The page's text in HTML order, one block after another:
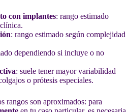
con implantes: rango estimado
: rango estimado según complejidad
dependiendo si incluye o no
: suele tener mayor variabilidad
o prótesis especiales.
rangos son aproximados: para